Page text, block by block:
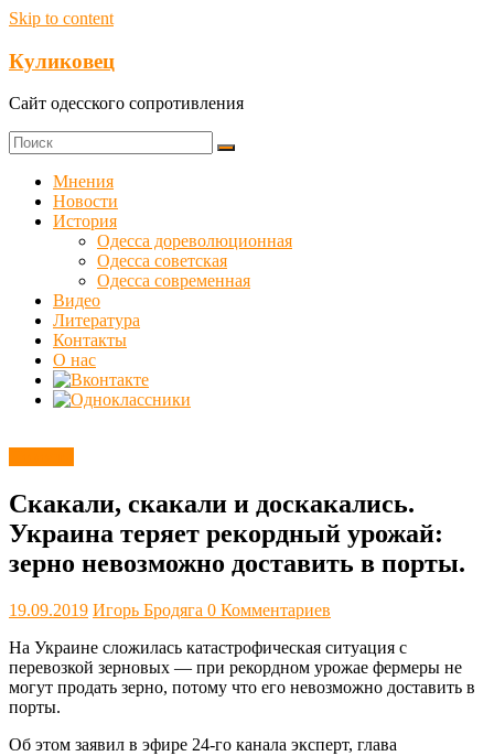
Skip to content
Куликовец
Сайт одесского сопротивления
Мнения
Новости
История
Одесса дореволюционная
Одесса советская
Одесса современная
Видео
Литература
Контакты
О нас
Скакали, скакали и доскакались.
Украина теряет рекордный урожай:
зерно невозможно доставить в порты.
19.09.2019 Игорь Бродяга 0 Комментариев
На Украине сложилась катастрофическая ситуация с
перевозкой зерновых — при рекордном урожае фермеры не
могут продать зерно, потому что его невозможно доставить в
порты.
Об этом заявил в эфире 24-го канала эксперт, глава